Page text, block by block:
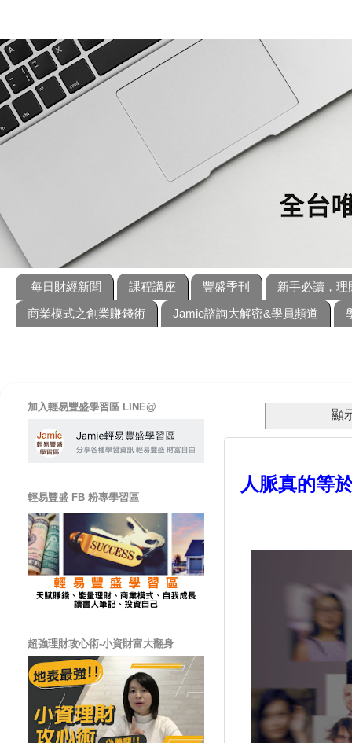
每日財經新聞 課程講座 豐盛季刊
新手必讀，理
商業模式之創業賺錢術
Jamie諮詢大解密&學員頻道
顯
人脈真的等
加入輕易豐盛學習區 LINE@
輕易豐盛 FB 粉專學習區
超強理財攻心術-小資財富大翻身